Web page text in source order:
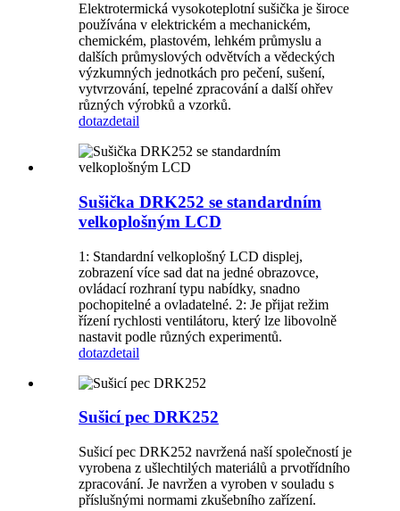
Elektrotermická vysokoteplotní sušička je široce
používána v elektrickém a mechanickém,
chemickém, plastovém, lehkém průmyslu a
dalších průmyslových odvětvích a vědeckých
výzkumných jednotkách pro pečení, sušení,
vytvrzování, tepelné zpracování a další ohřev
různých výrobků a vzorků.
dotazdetail
Sušička DRK252 se standardním
velkoplošným LCD
1: Standardní velkoplošný LCD displej,
zobrazení více sad dat na jedné obrazovce,
ovládací rozhraní typu nabídky, snadno
pochopitelné a ovladatelné. 2: Je přijat režim
řízení rychlosti ventilátoru, který lze libovolně
nastavit podle různých experimentů.
dotazdetail
Sušicí pec DRK252
Sušicí pec DRK252 navržená naší společností je
vyrobena z ušlechtilých materiálů a prvotřídního
zpracování. Je navržen a vyroben v souladu s
příslušnými normami zkušebního zařízení.